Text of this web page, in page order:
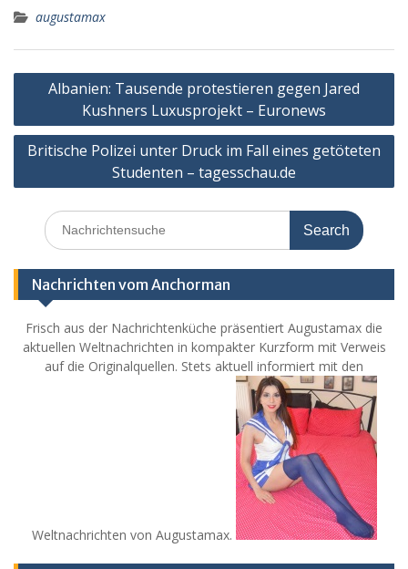
augustamax
Post
navigation
Albanien: Tausende protestieren gegen Jared
Kushners Luxusprojekt – Euronews
Britische Polizei unter Druck im Fall eines getöteten
Studenten – tagesschau.de
Search
for:
Nachrichten vom Anchorman
Frisch aus der Nachrichtenküche präsentiert Augustamax die
aktuellen Weltnachrichten in kompakter Kurzform mit Verweis
auf die Originalquellen. Stets aktuell informiert mit den
Weltnachrichten von Augustamax.